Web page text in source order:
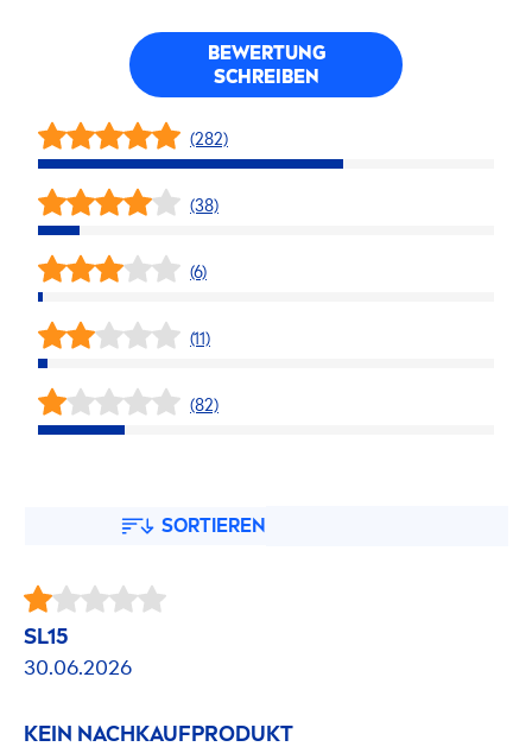
BEWERTUNG
SCHREIBEN
(282)
(38)
(6)
(11)
(82)
SORTIEREN
SL15
30.06.2026
KEIN NACHKAUFPRODUKT